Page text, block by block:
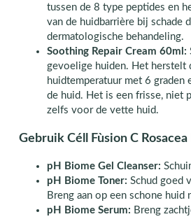
tussen de 8 type peptides en
van de huidbarrière bij schade
dermatologische behandeling.
Soothing Repair Cream 60ml:
gevoelige huiden. Het herstelt
huidtemperatuur met 6
de huid. Het is een frisse, niet
zelfs voor de vette huid.
Gebruik Céll Fùsion C
pH Biome Gel Cleanser:
pH Biome Toner: Schud goed
Breng aan op een schone huid
pH Biome Serum: Breng